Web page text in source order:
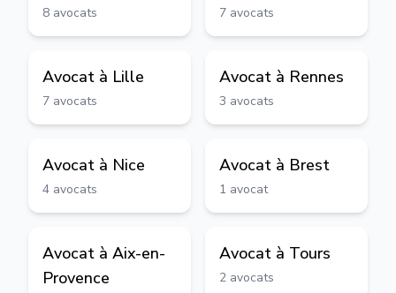
8 avocats 7 avocats
Avocat à Lille
7 avocats
Avocat à Rennes
3 avocats
Avocat à Nice
4 avocats
Avocat à Brest
1 avocat
Avocat à Aix-en-
Provence
Avocat à Tours
2 avocats